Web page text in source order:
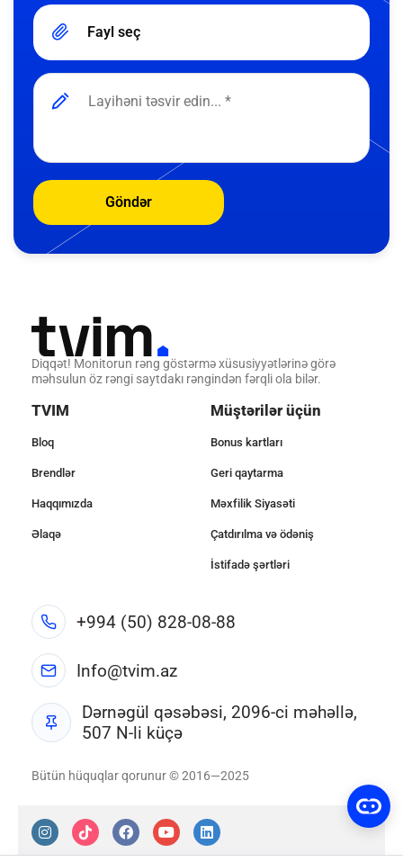
Fayl seç
Göndər
Diqqət! Monitorun rəng göstərmə xüsusiyyətlərinə görə
məhsulun öz rəngi saytdakı rəngindən fərqli ola bilər.
TVIM
Bloq
Brendlər
Haqqımızda
Əlaqə
Müştərilər üçün
Bonus kartları
Geri qaytarma
Məxfilik Siyasəti
Çatdırılma və ödəniş
İstifadə şərtləri
+994 (50) 828-08-88
Info@tvim.az
Dərnəgül qəsəbəsi, 2096-ci məhəllə,
507 N-li küçə
Bütün hüquqlar qorunur © 2016—2025